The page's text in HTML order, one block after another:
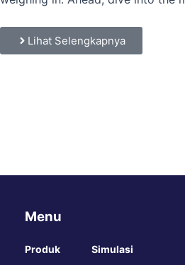
Lihat Selengkapnya
Menu
Produk
Simulasi